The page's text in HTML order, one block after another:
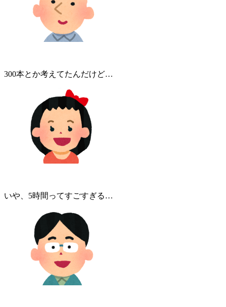
300本とか考えてたんだけど…
いや、5時間ってすごすぎる…